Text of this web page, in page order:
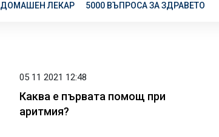
ДОМАШЕН ЛЕКАР 5000 ВЪПРОСА ЗА ЗДРАВЕТО
05 11 2021 12:48
Каква е първата помощ при
аритмия?